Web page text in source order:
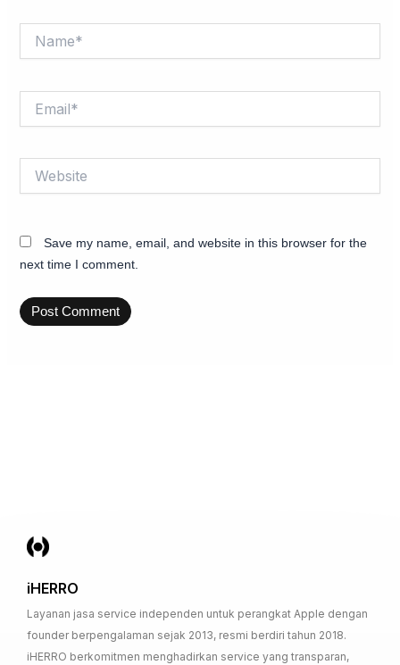
Save my name, email, and website in this browser for the
next time I comment.
iHERRO
Layanan jasa service independen untuk perangkat Apple dengan
founder berpengalaman sejak 2013, resmi berdiri tahun 2018.
iHERRO berkomitmen menghadirkan service yang transparan,